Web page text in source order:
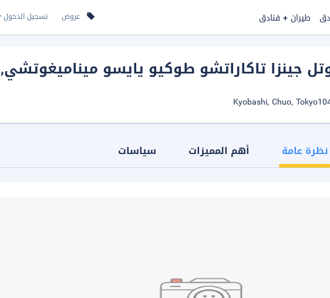
عروض تسجيل الدخول طيران + فنادق
جينزا تاكاراتشو طوكيو يايسو ميناميغوتشي, Tokyo
نظرة عامة أهم المميزات سياسات